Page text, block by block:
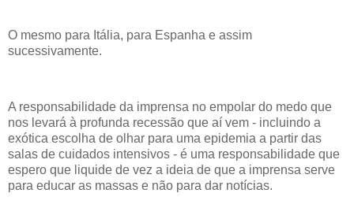
O mesmo para Itália, para Espanha e assim
sucessivamente.
A responsabilidade da imprensa no empolar do medo que
nos levará à profunda recessão que aí vem - incluindo a
exótica escolha de olhar para uma epidemia a partir das
salas de cuidados intensivos - é uma responsabilidade que
espero que liquide de vez a ideia de que a imprensa serve
para educar as massas e não para dar notícias.